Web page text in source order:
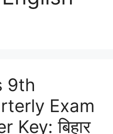
9th
Exam
Key: बिहार